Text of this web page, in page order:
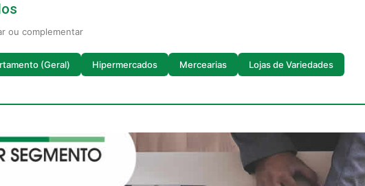
ou complementar
(Geral) Hipermercados Mercearias Lojas de Variedades